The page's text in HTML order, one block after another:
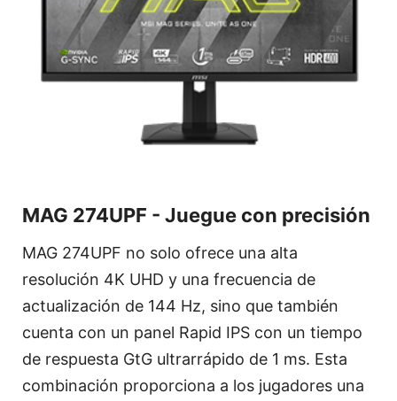
MAG 274UPF - Juegue con precisión
MAG 274UPF no solo ofrece una alta
resolución 4K UHD y una frecuencia de
actualización de 144 Hz, sino que también
cuenta con un panel Rapid IPS con un tiempo
de respuesta GtG ultrarrápido de 1 ms. Esta
combinación proporciona a los jugadores una